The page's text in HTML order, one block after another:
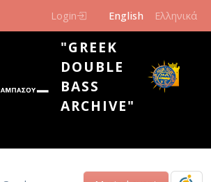
Login English Ελληνικά
"GREEK
DOUBLE
BASS
ARCHIVE"